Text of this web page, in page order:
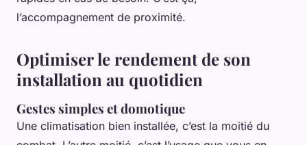
l’accompagnement de proximité.
Optimiser le rendement de son
installation au quotidien
Gestes simples et domotique
Une climatisation bien installée, c’est la moitié du